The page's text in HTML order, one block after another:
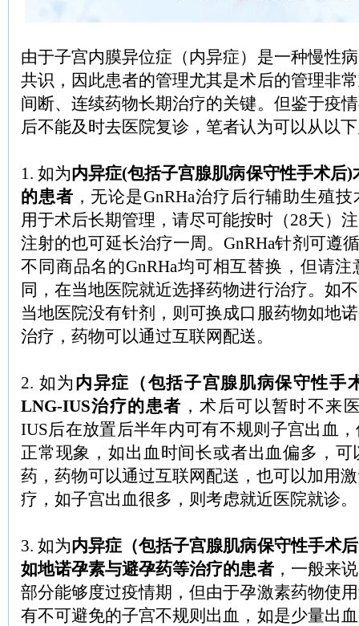
由于子宫内膜异位症（内异症）是一种慢性
共识，因此患者的管理尤其是术后的管理非
间断、连续药物长期治疗的关键。但鉴于疫
后不能及时去医院复诊，笔者认为可以从以
1. 如为内异症(包括子宫腺肌病保守性手术后
的患者 ，无论是GnRHa治疗后行辅助生殖
用于术后长期管理，请尽可能按时（28天）
注射的也可延长治疗一周。GnRHa针剂可遵
不同商品名的GnRHa均可相互替换，但请
同，在当地医院就近选择药物进行治疗。如
当地医院没有针剂，则可换成口服药物如地
治疗，药物可以通过互联网配送。
2. 如为 内异症（包括子宫腺肌病保守性手
LNG-IUS治疗的患者 ，术后可以暂时不来
IUS后在放置后半年内可有不规则子宫出血
正常现象，如出血时间长或者出血偏多，
药，药物可以通过互联网配送，也可以加用
疗，如子宫出血很多，则考虑就近医院就诊。
3. 如为内异症（包括子宫腺肌病保守性手术
如地诺孕素与避孕药等治疗的患者，一般来
部分能够度过疫情期，但由于孕激素药物使
有不可避免的子宫不规则出血，如是少量出